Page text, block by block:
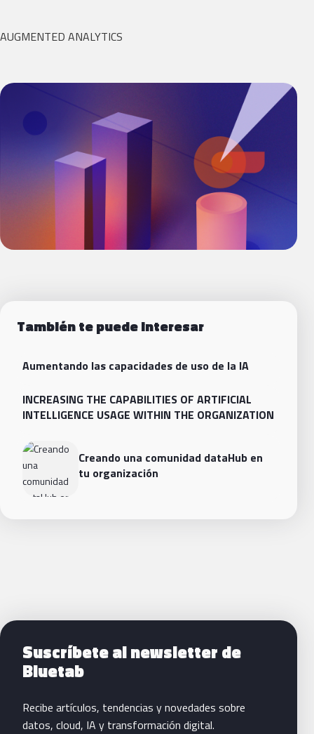
AUGMENTED ANALYTICS
También te puede interesar
Aumentando las capacidades de uso de la IA
INCREASING THE CAPABILITIES OF ARTIFICIAL
INTELLIGENCE USAGE WITHIN THE ORGANIZATION
Creando una comunidad dataHub en
tu organización
Siguientes pasos con Bluetab
Suscríbete al newsletter de
Bluetab
Recibe artículos, tendencias y novedades sobre
datos, cloud, IA y transformación digital.